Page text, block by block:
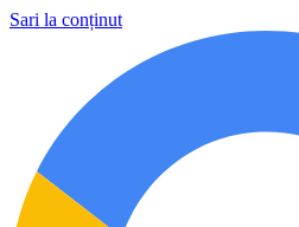
Sari la conținut